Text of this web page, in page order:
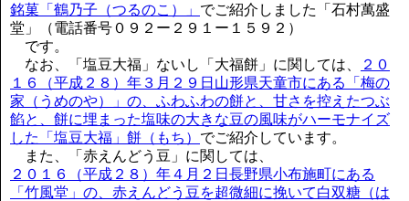
銘菓「鶴乃子（つるのこ）」 でご紹介しました「石村萬盛
堂」（電話番号０９２ー２９１ー１５９２）
です。
なお、「塩豆大福」ないし「大福餅」に関しては、
２０
１６（平成２８）年３月２９日山形県天童市にある「梅の
家（うめのや）」の、ふわふわの餅と、甘さを控えたつぶ
餡と、餅に埋まった塩味の大きな豆の風味がハーモナイズ
した「塩豆大福」餅（もち） でご紹介しています。
また、「赤えんどう豆」に関しては、
２０１６（平成２８）年４月２日長野県小布施町にある
「竹風堂」の、赤えんどう豆を超微細に挽いて白双糖（は